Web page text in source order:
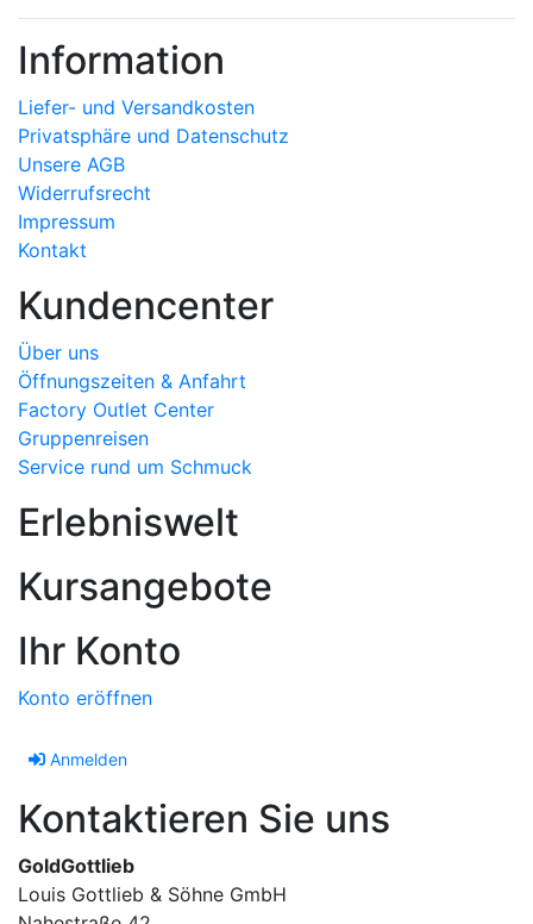
Information
Liefer- und Versandkosten
Privatsphäre und Datenschutz
Unsere AGB
Widerrufsrecht
Impressum
Kontakt
Kundencenter
Über uns
Öffnungszeiten & Anfahrt
Factory Outlet Center
Gruppenreisen
Service rund um Schmuck
Erlebniswelt
Kursangebote
Ihr Konto
Konto eröffnen
Anmelden
Kontaktieren Sie uns
GoldGottlieb
Louis Gottlieb & Söhne GmbH